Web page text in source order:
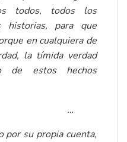
todos, todos los
historias, para que
en cualquiera de
la tímida verdad
de estos hechos
por su propia cuenta,